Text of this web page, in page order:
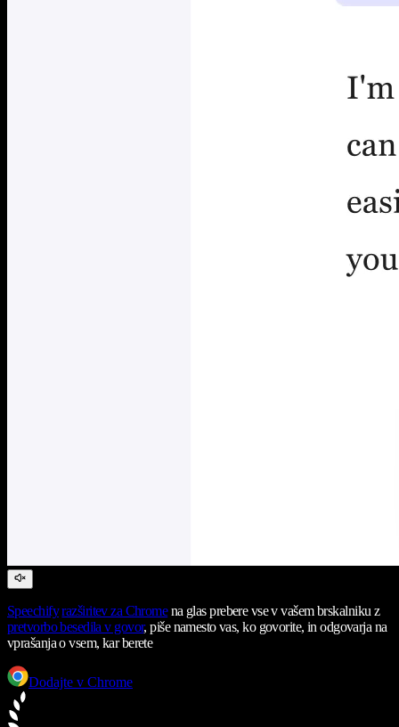
Speechify razširitev za Chromena glas prebere vse v vašem brskalniku z
pretvorbo besedila v govor, piše namesto vas, ko govorite, in odgovarja na
vprašanja o vsem, kar berete
Dodajte v Chrome